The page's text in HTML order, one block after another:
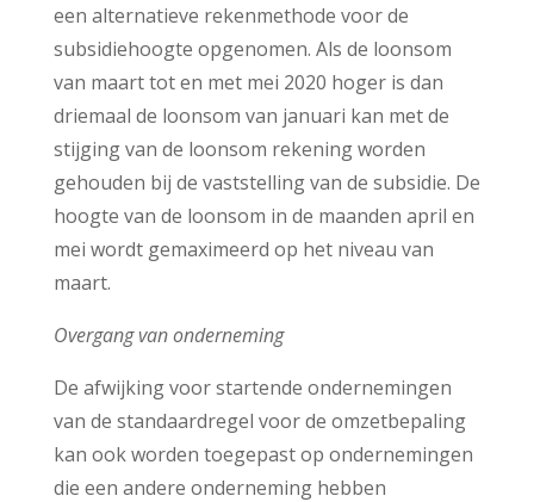
een alternatieve rekenmethode voor de
subsidiehoogte opgenomen. Als de loonsom
van maart tot en met mei 2020 hoger is dan
driemaal de loonsom van januari kan met de
stijging van de loonsom rekening worden
gehouden bij de vaststelling van de subsidie. De
hoogte van de loonsom in de maanden april en
mei wordt gemaximeerd op het niveau van
maart.
Overgang van onderneming
De afwijking voor startende ondernemingen
van de standaardregel voor de omzetbepaling
kan ook worden toegepast op ondernemingen
die een andere onderneming hebben